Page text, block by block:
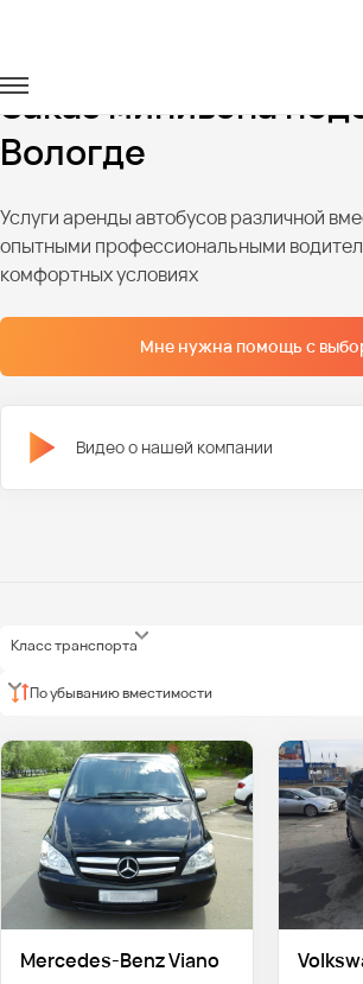
Заказ минивэна
Вологде
Услуги аренды автобусов различной
опытными профессиональными
комфортных условиях
Мне нужна помощь с
Видео о нашей компании
Класс транспорта
По убыванию вместимости
Mercedes-Benz Viano